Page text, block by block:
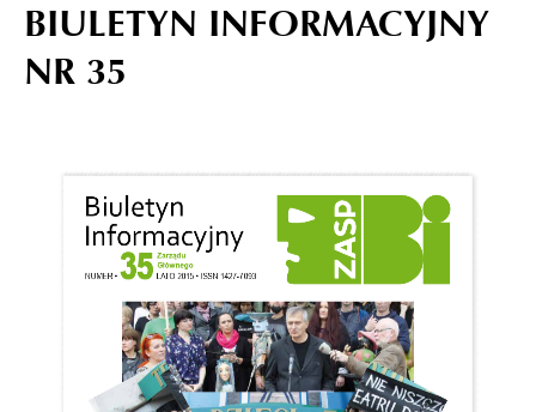
BIULETYN INFORMACYJNY
NR 35